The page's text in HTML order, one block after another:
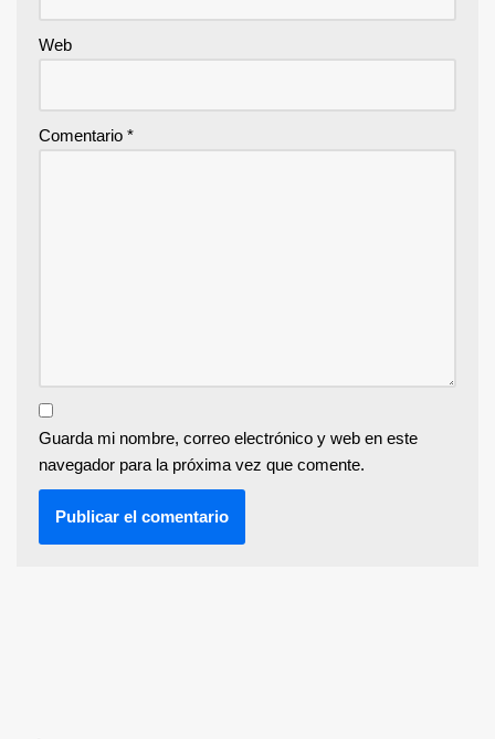
Web
Comentario *
Guarda mi nombre, correo electrónico y web en este
navegador para la próxima vez que comente.